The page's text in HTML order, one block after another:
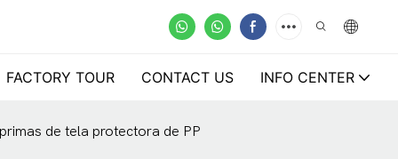
FACTORY TOUR CONTACT US INFO CENTER
de tela protectora de PP